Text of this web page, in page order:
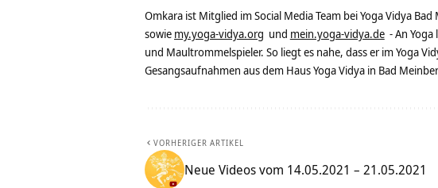
Omkara ist Mitglied im Social Media Team bei Yoga Vidya
sowie my.yoga-vidya.org und mein.yoga-vidya.de - An
und Maultrommelspieler. So liegt es nahe, dass er im Yoga
Gesangsaufnahmen aus dem Haus Yoga Vidya in Bad
VORHERIGER ARTIKEL
Neue Videos vom 14.05.2021 – 21.05.2021